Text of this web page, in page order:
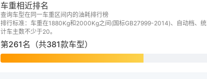
车重相近排名
查询车型在同一车重区间内的油耗排行榜
排行标准：车重在1880Kg和2000Kg之间(国标GB27999-2014)、自动档、统
计车主数不少于20。
第261名（共381款车型）